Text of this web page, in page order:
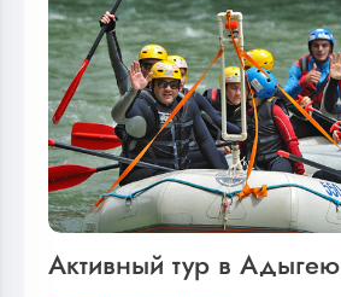
Активный тур в Адыгею